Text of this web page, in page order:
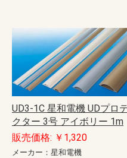
UD3-1C 星和電機 UDプロ
クター 3号 アイボリー 1m
販売価格: ￥1,320
メーカー：星和電機